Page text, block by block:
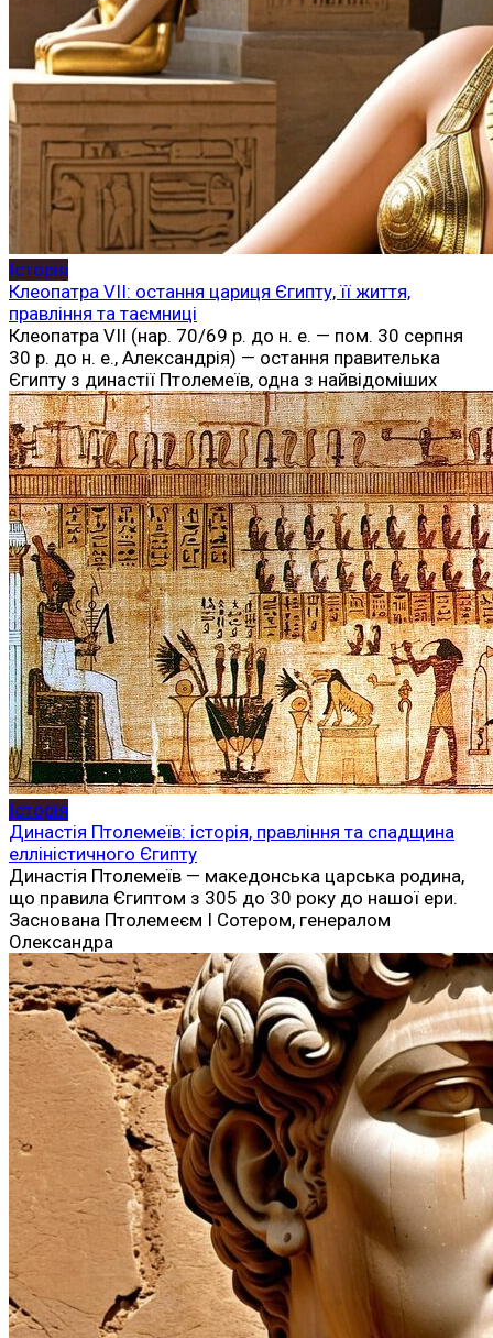
Історія
Клеопатра VII: остання цариця Єгипту, її життя,
правління та таємниці
Клеопатра VII (нар. 70/69 р. до н. е. — пом. 30 серпня
30 р. до н. е., Александрія) — остання правителька
Єгипту з династії Птолемеїв, одна з найвідоміших
Історія
Династія Птолемеїв: історія, правління та спадщина
елліністичного Єгипту
Династія Птолемеїв — македонська царська родина,
що правила Єгиптом з 305 до 30 року до нашої ери.
Заснована Птолемеєм I Сотером, генералом
Олександра